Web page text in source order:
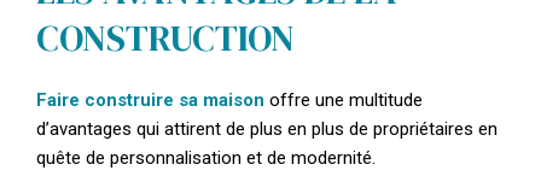
CONSTRUCTION
Faire construire sa maison offre une multitude
d’avantages qui attirent de plus en plus de propriétaires en
quête de personnalisation et de modernité.